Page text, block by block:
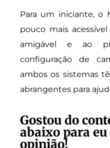
Para um iniciante, o
pouco mais
amigável e ao
configuração de
ambos os sistemas
abrangentes para
Gostou do
abaixo para eu
opinião!